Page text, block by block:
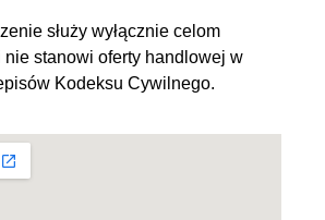
służy wyłącznie celom
nie stanowi oferty handlowej w
Kodeksu Cywilnego.